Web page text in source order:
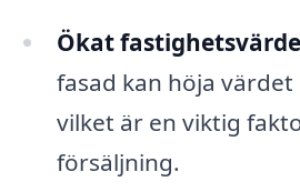
Ökat
fasad kan höja
vilket är en viktig
försäljning.